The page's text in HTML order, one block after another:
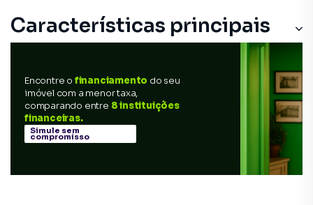
Características principais
Piscina
Gourmet
Encontre o financiamento do seu
imóvel com a menor taxa,
comparando entre 8 instituições
financeiras.
Simule sem
compromisso